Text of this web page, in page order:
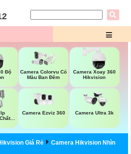
Camera Colorvu Có
Màu Ban Đêm
Camera Xoay 360
Hikvision
Camera Ezviz 360 Camera Ultra 3k
Giá Rẻ
Camera Hikvision Nhìn